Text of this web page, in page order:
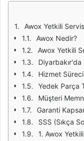
Awox Yetkili
Awox Nedir?
Awox Yetkili
Diyarbakır'da
Hizmet Süreci
Yedek Parça
Müşteri
Garanti
SSS (Sıkça
1. Awox Yetkili